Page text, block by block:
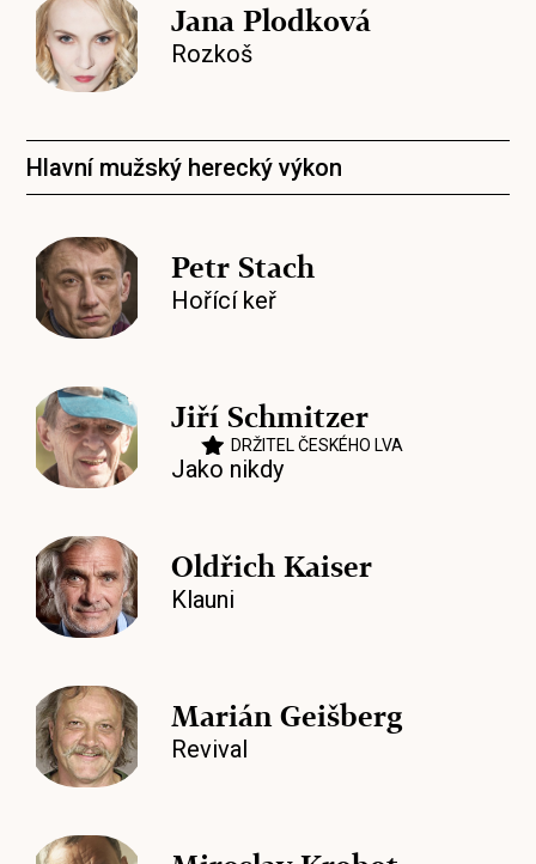
Jana Plodková
Rozkoš
Hlavní mužský herecký výkon
Petr Stach
Hořící keř
Jiří Schmitzer
DRŽITEL ČESKÉHO LVA
Jako nikdy
Oldřich Kaiser
Klauni
Marián Geišberg
Revival